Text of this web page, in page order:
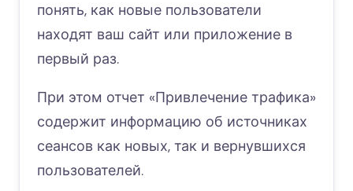
понять, как новые пользователи
находят ваш сайт или приложение в
первый раз.
При этом отчет «Привлечение трафика»
содержит информацию об источниках
сеансов как новых, так и вернувшихся
пользователей.